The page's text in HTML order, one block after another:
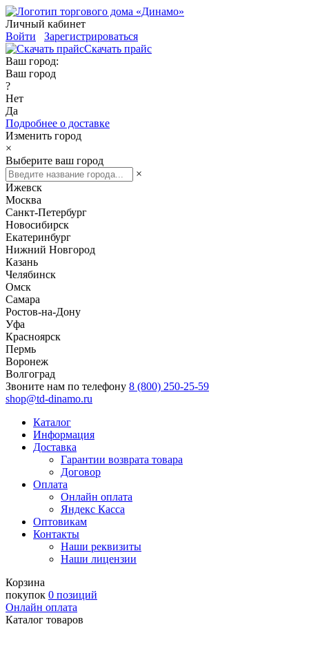
Личный кабинет
Войти
Зарегистрироваться
Скачать прайс
Ваш город:
Ваш город
?
Нет
Да
Подробнее о доставке
Изменить город
×
Выберите ваш город
×
Ижевск
Москва
Санкт-Петербург
Новосибирск
Екатеринбург
Нижний Новгород
Казань
Челябинск
Омск
Самара
Ростов-на-Дону
Уфа
Красноярск
Пермь
Воронеж
Волгоград
Звоните нам по телефону 8 (800) 250-25-59
shop@td-dinamo.ru
Каталог
Информация
Доставка
Гарантии возврата товара
Договор
Оплата
Онлайн оплата
Яндекс Касса
Оптовикам
Контакты
Наши реквизиты
Наши лицензии
Корзина
покупок 0 позиций
Онлайн оплата
Каталог товаров